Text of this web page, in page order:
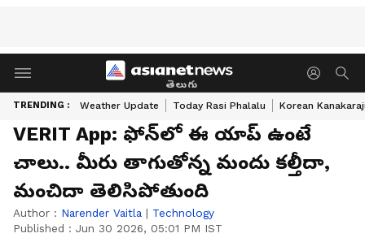
తెలుగు
TRENDING : Weather Update Today Rasi Phalalu Korean
VERIT App: ఫోన్‌లో ఈ యాప్ ఉంటే
చాలు.. మీరు తాగుతోన్న మందు క‌ల్తీదా,
మంచిదా తెలిసిపోతుంది
Author : Narender Vaitla | Technology
Published : Jun 30 2026, 05:01 PM IST